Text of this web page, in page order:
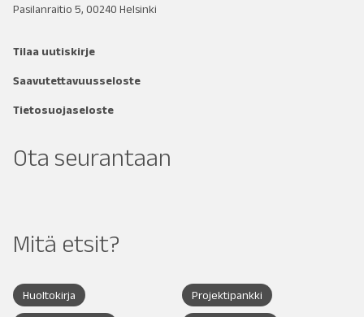
Pasilanraitio 5, 00240 Helsinki
Tilaa uutiskirje
Saavutettavuusseloste
Tietosuojaseloste
Ota seurantaan
Mitä etsit?
Huoltokirja Projektipankki